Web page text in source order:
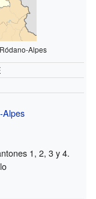
Alpes
Alpes
1, 2, 3 y 4.